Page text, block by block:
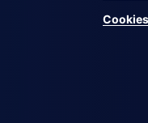
Cookies